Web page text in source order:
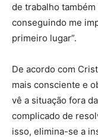
de trabalho
conseguindo me
primeiro lugar”.
De acordo com
mais consciente e
vê a situação fora
complicado de
isso, elimina-se a